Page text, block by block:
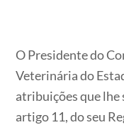
O Presidente do
Veterinária do
atribuições que lhe
artigo 11, do seu